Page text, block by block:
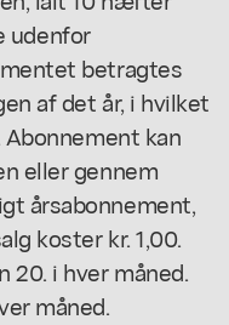
udenfor
betragtes
af det år, i hvilket
kan
eller gennem
årsabonnement,
koster kr. 1,00.
20. i hver måned.
måned.